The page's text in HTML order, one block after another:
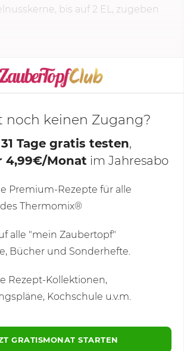
bis auf 2 EL, zugeben
KOCHMODUS STARTEN
noch keinen Zugang?
31 Tage gratis testen,
4,99€/Monat im Jahresabo
Premium-Rezepte für alle
Thermomix®
alle "mein Zaubertopf"
Bücher und Sonderhefte.
Rezept-Kollektionen,
Kochschule u.v.m.
GRATISMONAT STARTEN